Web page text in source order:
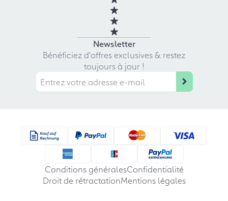
Newsletter
Bénéficiez d'offres exclusives & restez
toujours à jour !
Conditions généralesConfidentialité
Droit de rétractationMentions légales